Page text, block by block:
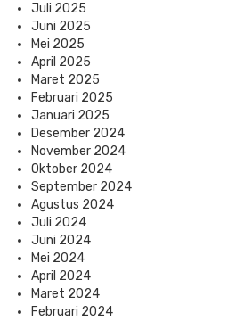
Juli 2025
Juni 2025
Mei 2025
April 2025
Maret 2025
Februari 2025
Januari 2025
Desember 2024
November 2024
Oktober 2024
September 2024
Agustus 2024
Juli 2024
Juni 2024
Mei 2024
April 2024
Maret 2024
Februari 2024